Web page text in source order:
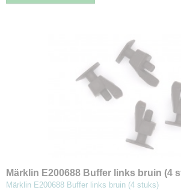
Märklin E200688 Buffer links bruin (4
Märklin E200688 Buffer links bruin (4 stuks)